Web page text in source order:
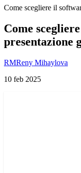
Come scegliere il
Come
presentazione
RMReny Mihaylova
10 feb 2025